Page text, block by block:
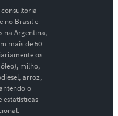
no Brasil e
na Argentina,
mais de 50
os
milho,
arroz,
o
estatísticas